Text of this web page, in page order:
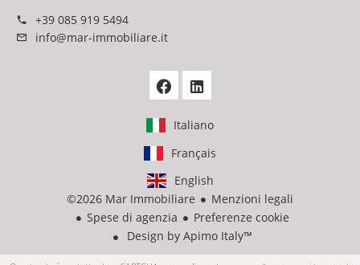
+39 085 919 5494
info@mar-immobiliare.it
Italiano
Français
English
©2026 Mar Immobiliare
Menzioni legali
Spese di agenzia
Preferenze cookie
Design by Apimo Italy™